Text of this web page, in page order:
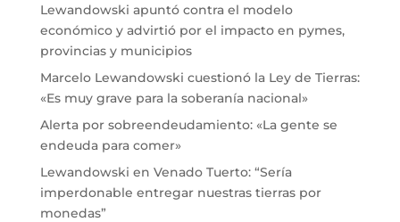
Lewandowski apuntó contra el modelo
económico y advirtió por el impacto en pymes,
provincias y municipios
Marcelo Lewandowski cuestionó la Ley de Tierras:
«Es muy grave para la soberanía nacional»
Alerta por sobreendeudamiento: «La gente se
endeuda para comer»
Lewandowski en Venado Tuerto: “Sería
imperdonable entregar nuestras tierras por
monedas”